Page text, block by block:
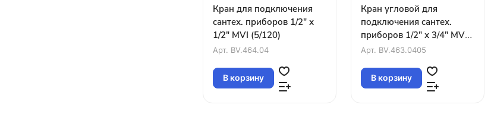
Кран для подключения
сантех. приборов 1/2" х
1/2" MVI (5/120)
Арт. BV.464.04
В корзину
Кран угловой для
подключения сантех.
приборов 1/2" х 3/4" MVI
(5/120)
Арт. BV.463.0405
В корзину